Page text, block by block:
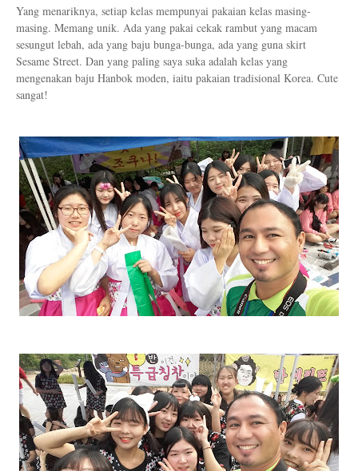
Yang menariknya, setiap kelas mempunyai pakaian kelas masing-
masing. Memang unik. Ada yang pakai cekak rambut yang macam
sesungut lebah, ada yang baju bunga-bunga, ada yang guna skirt
Sesame Street. Dan yang paling saya suka adalah kelas yang
mengenakan baju Hanbok moden, iaitu pakaian tradisional Korea. Cute
sangat!